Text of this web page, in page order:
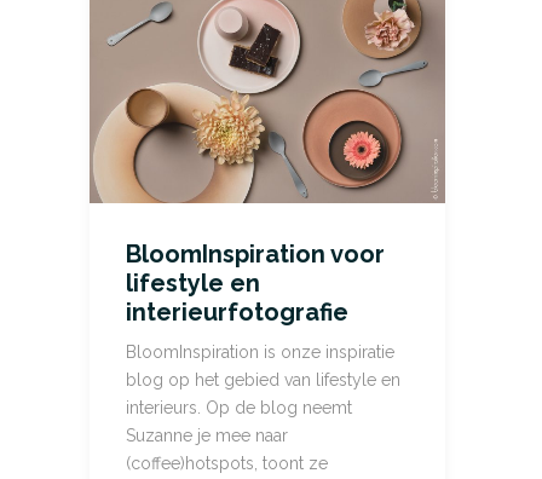
BloomInspiration voor
lifestyle en
interieurfotografie
BloomInspiration is onze inspiratie
blog op het gebied van lifestyle en
interieurs. Op de blog neemt
Suzanne je mee naar
(coffee)hotspots, toont ze